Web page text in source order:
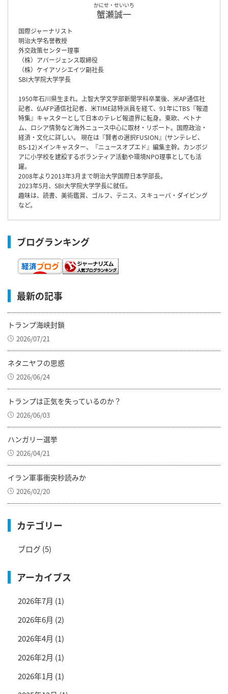
かにせ・せいいち
蟹瀬誠一
国際ジャーナリスト
明治大学名誉教授
外交政策センター理事
（株）アバージェンス取締役
（株）ケイアソシエイツ副社長
SBI大学院大学学長
1950年石川県生まれ。上智大学文学部新聞学科卒業後、米AP通信社
記者、仏AFP通信社記者、米TIME誌特派員を経て、91年にTBS『報道
特集』キャスターとして日本のテレビ報道界に転身。東欧、ベトナ
ム、ロシア情勢など海外ニュース中心に取材・リポート。国際政治・
経済・文化に詳しい。 現在は『賢者の選択FUSION』(サンテレビ、
BS-12)メインキャスター、『ニュースオプエド』編集主幹。カンボジ
アに小学校を建設するボランティア活動や環境NPO理事としても活
躍。
2008年より2013年3月まで明治大学国際日本学部長。
2023年5月、SBI大学院大学学長に就任。
趣味は、読書、美術鑑賞、ゴルフ、テニス、スキューバ・ダイビング
など。
ブログランキング
最新の記事
トランプ海峡封鎖
2026/07/21
ネタニヤフの思惑
2026/06/24
トランプは正気を失っているのか？
2026/06/03
ハンガリー選挙
2026/04/21
イラン軍事衝突秒読みか
2026/02/20
カテゴリー
ブログ(5)
アーカイブス
2026年7月 (1)
2026年6月 (2)
2026年4月 (1)
2026年2月 (1)
2026年1月 (1)